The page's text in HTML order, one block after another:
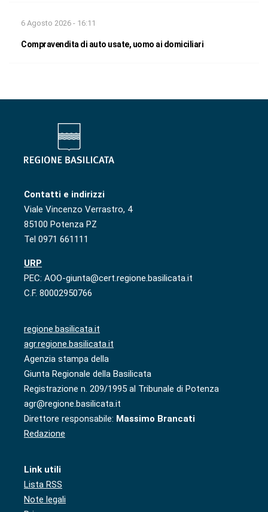
6 Agosto 2026 - 16:11
Compravendita di auto usate, uomo ai domiciliari
Contatti e indirizzi
Viale Vincenzo Verrastro, 4
85100 Potenza PZ
Tel 0971 661111
URP
PEC: AOO-giunta@cert.regione.basilicata.it
C.F. 80002950766
regione.basilicata.it
agr.regione.basilicata.it
Agenzia stampa della
Giunta Regionale della Basilicata
Registrazione n. 209/1995 al Tribunale di Potenza
agr@regione.basilicata.it
Direttore responsabile: Massimo Brancati
Redazione
Link utili
Lista RSS
Note legali